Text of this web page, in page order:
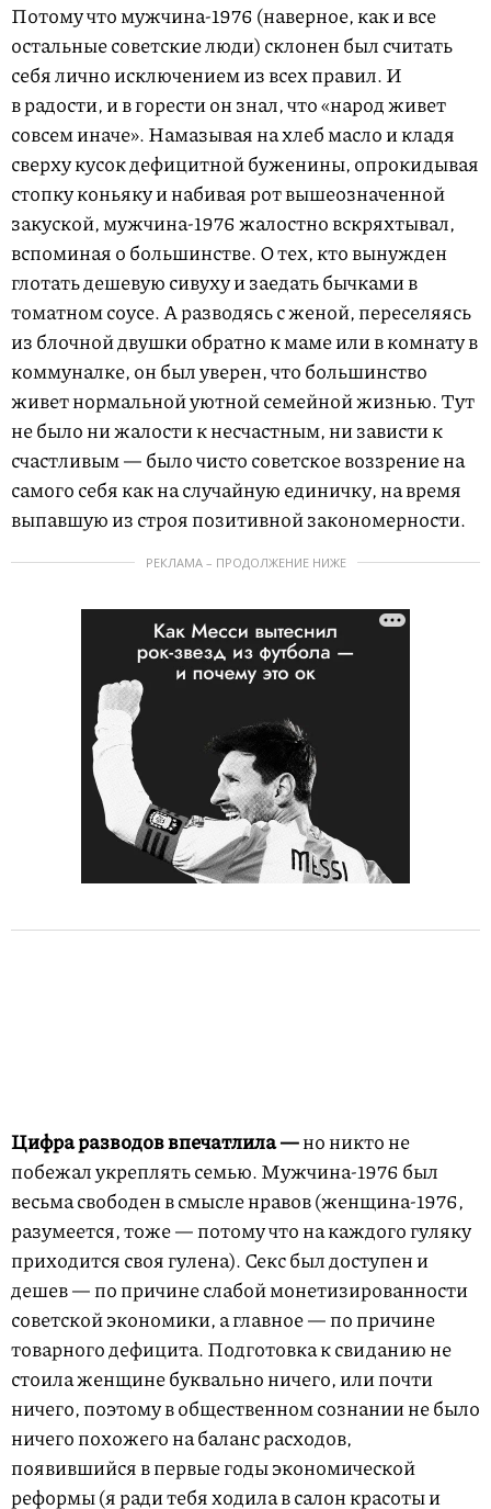
Потому что мужчина-1976 (наверное, как и все
остальные советские люди) склонен был считать
себя лично исключением из всех правил. И
в радости, и в горести он знал, что «народ живет
совсем иначе». Намазывая на хлеб масло и кладя
сверху кусок дефицитной буженины, опрокидывая
стопку коньяку и набивая рот вышеозначенной
закуской, мужчина-1976 жалостно вскряхтывал,
вспоминая о большинстве. О тех, кто вынужден
глотать дешевую сивуху и заедать бычками в
томатном соусе. А разводясь с женой, переселяясь
из блочной двушки обратно к маме или в комнату в
коммуналке, он был уверен, что большинство
живет нормальной уютной семейной жизнью. Тут
не было ни жалости к несчастным, ни зависти к
счастливым — было чисто советское воззрение на
самого себя как на случайную единичку, на время
выпавшую из строя позитивной закономерности.
РЕКЛАМА – ПРОДОЛЖЕНИЕ НИЖЕ
Цифра разводов впечатлила —но никто не
побежал укреплять семью. Мужчина-1976 был
весьма свободен в смысле нравов (женщина-1976,
разумеется, тоже — потому что на каждого гуляку
приходится своя гулена). Секс был доступен и
дешев — по причине слабой монетизированности
советской экономики, а главное — по причине
товарного дефицита. Подготовка к свиданию не
стоила женщине буквально ничего, или почти
ничего, поэтому в общественном сознании не было
ничего похожего на баланс расходов,
появившийся в первые годы экономической
реформы (я ради тебя ходила в салон красоты и